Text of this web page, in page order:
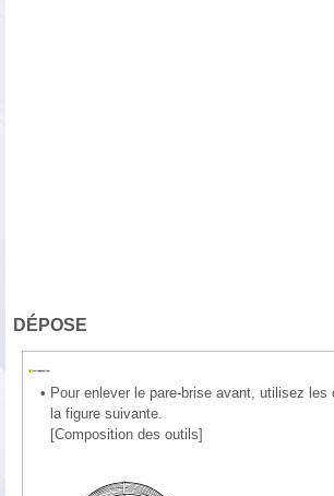
DÉPOSE
• Pour enlever le pare-brise avant, utilisez les
la figure suivante.
[Composition des outils]